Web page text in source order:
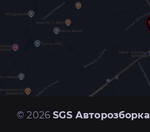
© 2026SGS Авторозборка